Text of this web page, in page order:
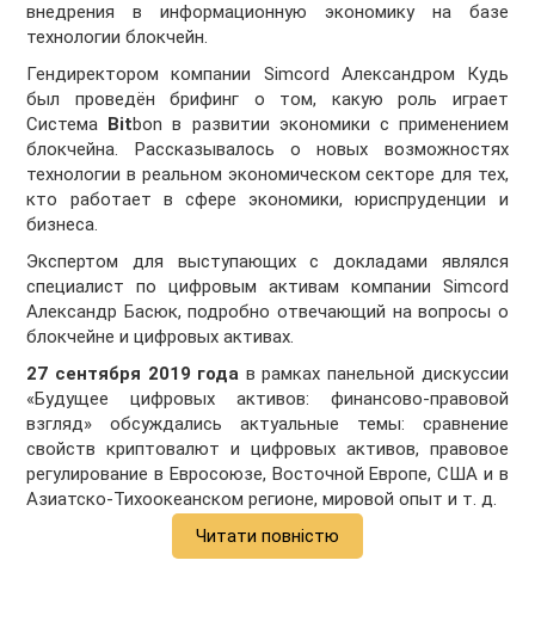
внедрения в информационную экономику на базе
технологии блокчейн.
Гендиректором компании Simcord Александром Кудь
был проведён брифинг о том, какую роль играет
Система Bitbon в развитии экономики с применением
блокчейна. Рассказывалось о новых возможностях
технологии в реальном экономическом секторе для тех,
кто работает в сфере экономики, юриспруденции и
бизнеса.
Экспертом для выступающих с докладами являлся
специалист по цифровым активам компании Simcord
Александр Басюк, подробно отвечающий на вопросы о
блокчейне и цифровых активах.
27 сентября 2019 года в рамках панельной дискуссии
«Будущее цифровых активов: финансово-правовой
взгляд» обсуждались актуальные темы: сравнение
свойств криптовалют и цифровых активов, правовое
регулирование в Евросоюзе, Восточной Европе, США и в
Азиатско-Тихоокеанском регионе, мировой опыт и т. д.
Читати повністю